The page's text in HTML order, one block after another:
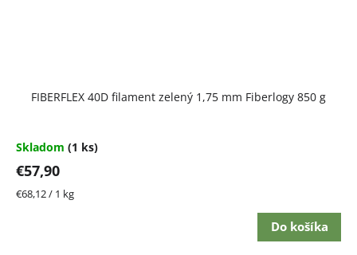
FIBERFLEX 40D filament zelený 1,75 mm Fiberlogy 850 g
Skladom (1 ks)
€57,90
Jednotková
€68,12 / 1 kg
Do košíka